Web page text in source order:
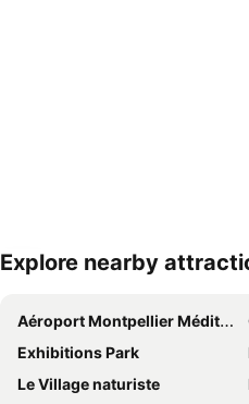
地図を拡大
Explore nearby
Aéroport Montpellier Méditerranée
Exhibitions Park
Le Village naturiste